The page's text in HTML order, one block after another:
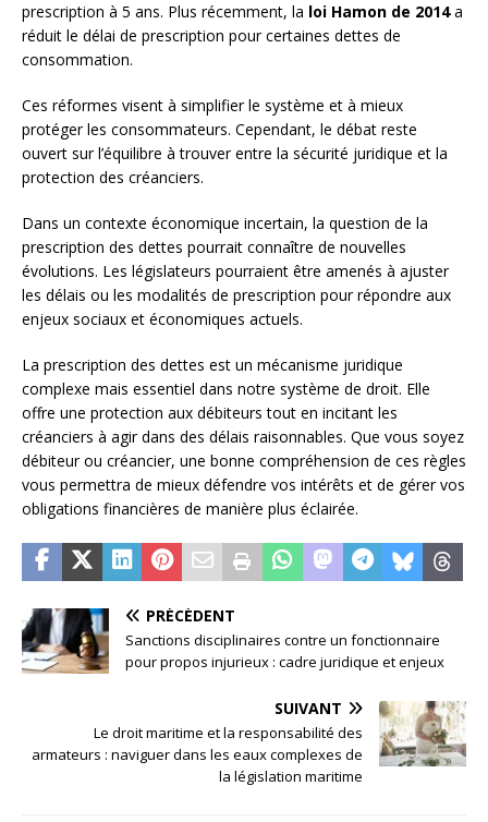
prescription à 5 ans. Plus récemment, la loi Hamon de 2014a
réduit le délai de prescription pour certaines dettes de
consommation.
Ces réformes visent à simplifier le système et à mieux
protéger les consommateurs. Cependant, le débat reste
ouvert sur l’équilibre à trouver entre la sécurité juridique et la
protection des créanciers.
Dans un contexte économique incertain, la question de la
prescription des dettes pourrait connaître de nouvelles
évolutions. Les législateurs pourraient être amenés à ajuster
les délais ou les modalités de prescription pour répondre aux
enjeux sociaux et économiques actuels.
La prescription des dettes est un mécanisme juridique
complexe mais essentiel dans notre système de droit. Elle
offre une protection aux débiteurs tout en incitant les
créanciers à agir dans des délais raisonnables. Que vous soyez
débiteur ou créancier, une bonne compréhension de ces règles
vous permettra de mieux défendre vos intérêts et de gérer vos
obligations financières de manière plus éclairée.
PRÉCÉDENT
Sanctions disciplinaires contre un fonctionnaire
pour propos injurieux : cadre juridique et enjeux
SUIVANT
Le droit maritime et la responsabilité des
armateurs : naviguer dans les eaux complexes de
la législation maritime